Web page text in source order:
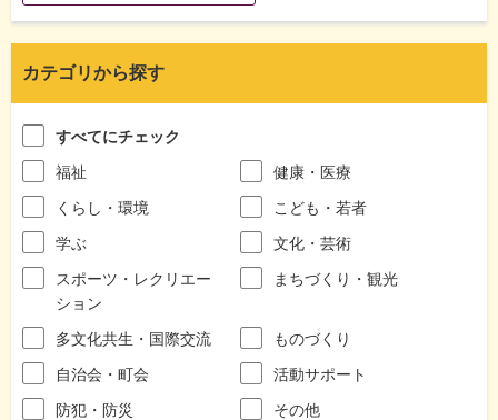
カテゴリから探す
すべてにチェック
福祉
健康・医療
くらし・環境
こども・若者
学ぶ
文化・芸術
スポーツ・レクリエー
ション
まちづくり・観光
多文化共生・国際交流
ものづくり
自治会・町会
活動サポート
防犯・防災
その他